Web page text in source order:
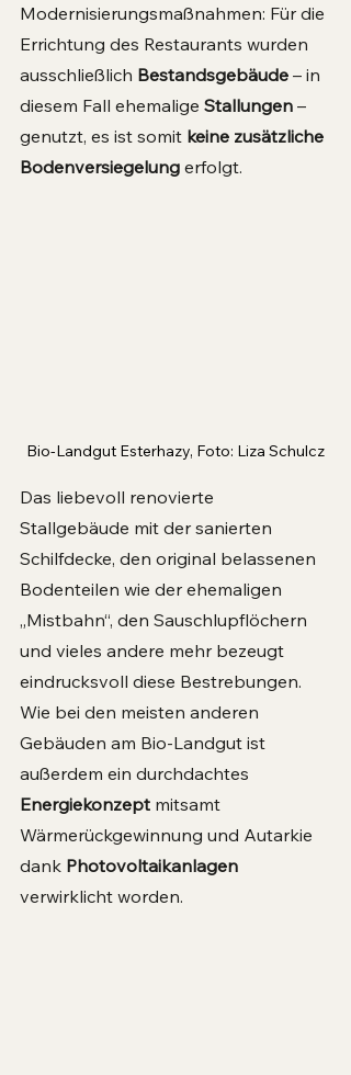
Modernisierungsmaßnahmen: Für die
Errichtung des Restaurants wurden
ausschließlich Bestandsgebäude – in
diesem Fall ehemalige Stallungen –
genutzt, es ist somit keine zusätzliche
Bodenversiegelung erfolgt.
Bio-Landgut Esterhazy, Foto: Liza Schulcz
Das liebevoll renovierte
Stallgebäude mit der sanierten
Schilfdecke, den original belassenen
Bodenteilen wie der ehemaligen
„Mistbahn“, den Sauschlupflöchern
und vieles andere mehr bezeugt
eindrucksvoll diese Bestrebungen.
Wie bei den meisten anderen
Gebäuden am Bio-Landgut ist
außerdem ein durchdachtes
Energiekonzept mitsamt
Wärmerückgewinnung und Autarkie
dank Photovoltaikanlagen
verwirklicht worden.